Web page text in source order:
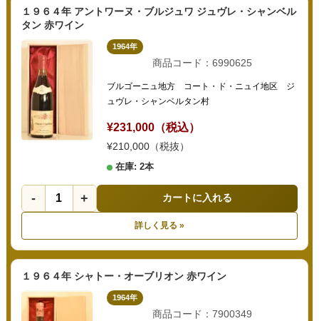
１９６４年 アントワーヌ・ブルジュワ ジュヴレ・シャンベル
タン 赤ワイン
1964年
商品コード：6990625
ブルゴーニュ地方 コート・ド・ニュイ地区 ジ
ュヴレ・シャンベルタン村
¥231,000（税込）
¥210,000（税抜）
在庫: 2本
- + カートに入れる
詳しく見る »
１９６４年 シャトー・オーブリオン 赤ワイン
1964年
商品コード：7900349